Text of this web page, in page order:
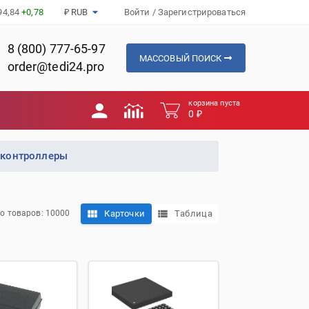
+0,78 ₽ RUB Войти / Зарегистрироваться
8 (800) 777-65-97
order@tedi24.pro
МАССОВЫЙ ПОИСК
корзина пуста
0 ₽
товаров: 10000 Карточки Таблица